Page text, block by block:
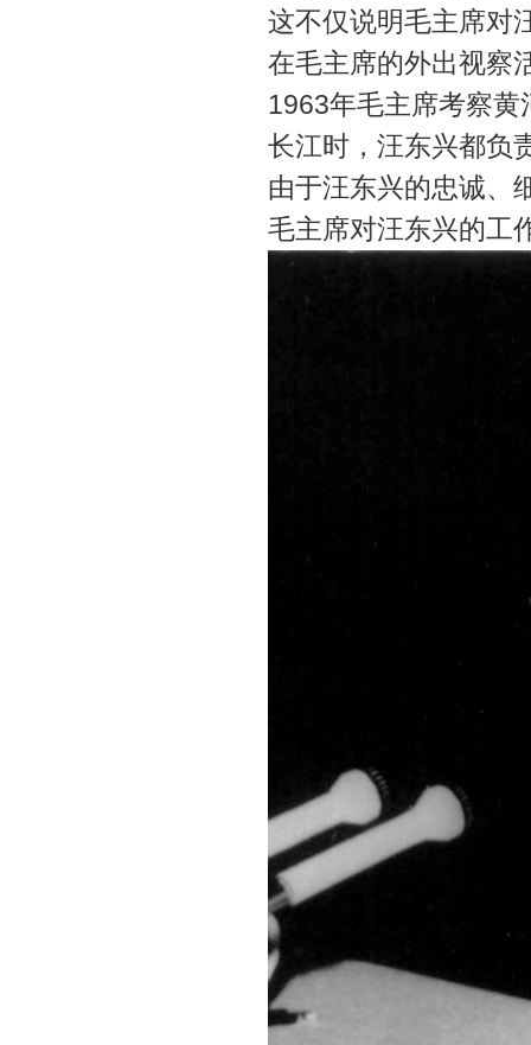
这不仅说明毛主席对
在毛主席的外出视察
1963年毛主席考察
长江时，汪东兴都负
由于汪东兴的忠诚、
毛主席对汪东兴的工